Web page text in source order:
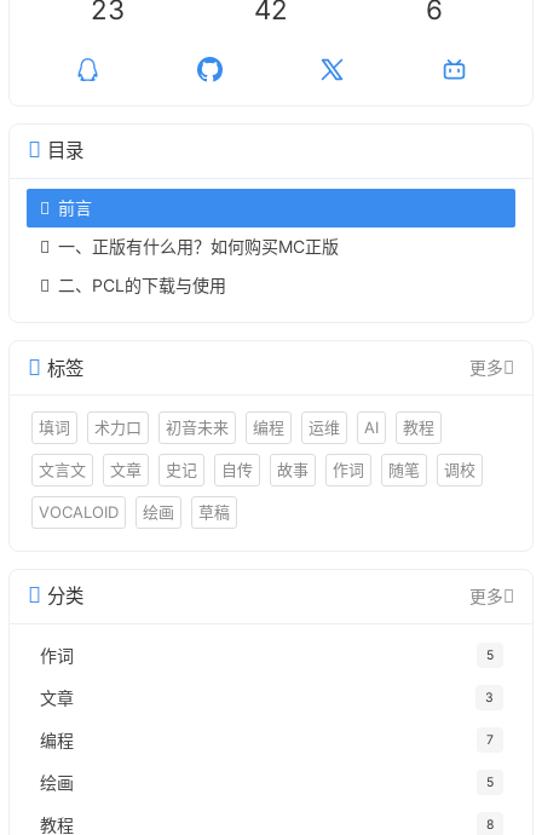
23 42 6
目录
前言
一、正版有什么用？如何购买MC正版
二、PCL的下载与使用
标签 更多
填词 术力口 初音未来 编程 运维 AI 教程
文言文 文章 史记 自传 故事 作词 随笔 调校
VOCALOID 绘画 草稿
分类 更多
作词 5
文章 3
编程 7
绘画 5
教程 8